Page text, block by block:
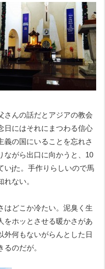
さんの話だとアジアの教会
日にはそれにまつわる信心
義の国にいることを忘れさ
ながら出口に向かうと、10
いjた。手作りらしいので馬
ない。
はどこか冷たい。泥臭く生
をホッとさせる暖かさがあ
外何もないがらんとした日
のだが。